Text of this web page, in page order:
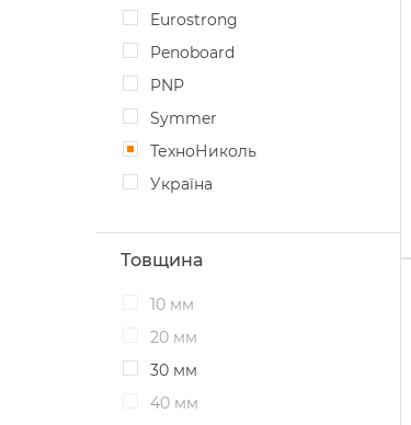
Eurostrong
Penoboard
PNP
Symmer
ТехноНиколь
Україна
Товщина
10 мм
20 мм
30 мм
40 мм